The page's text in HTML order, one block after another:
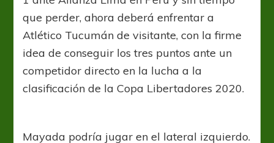
que perder, ahora deberá enfrentar a
Atlético Tucumán de visitante, con la firme
idea de conseguir los tres puntos ante un
competidor directo en la lucha a la
clasificación de la Copa Libertadores 2020.
Mayada podría jugar en el lateral izquierdo.